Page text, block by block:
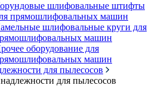
шлифовальные штифты
прямошлифовальных машин
шлифовальные круги для
машин
оборудование для
машин
для пылесосов
для пылесосов